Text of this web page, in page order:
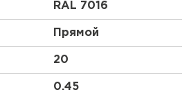
коттеджного
RAL 7016
Прямой
20
0.45